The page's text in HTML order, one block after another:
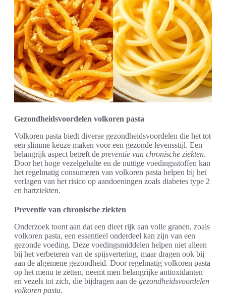
Gezondheidsvoordelen volkoren pasta
Volkoren pasta biedt diverse gezondheidsvoordelen die het tot
een slimme keuze maken voor een gezonde levensstijl. Een
belangrijk aspect betreft de preventie van chronische ziekten.
Door het hoge vezelgehalte en de nuttige voedingsstoffen kan
het regelmatig consumeren van volkoren pasta helpen bij het
verlagen van het risico op aandoeningen zoals diabetes type 2
en hartziekten.
Preventie van chronische ziekten
Onderzoek toont aan dat een dieet rijk aan volle granen, zoals
volkoren pasta, een essentieel onderdeel kan zijn van een
gezonde voeding. Deze voedingsmiddelen helpen niet alleen
bij het verbeteren van de spijsvertering, maar dragen ook bij
aan de algemene gezondheid. Door regelmatig volkoren pasta
op het menu te zetten, neemt men belangrijke antioxidanten
en vezels tot zich, die bijdragen aan de gezondheidsvoordelen
volkoren pasta.